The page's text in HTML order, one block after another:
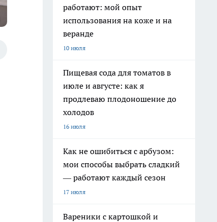
работают: мой опыт
использования на коже и на
веранде
10 июля
Пищевая сода для томатов в
июле и августе: как я
продлеваю плодоношение до
холодов
16 июля
Как не ошибиться с арбузом:
мои способы выбрать сладкий
— работают каждый сезон
17 июля
Вареники с картошкой и